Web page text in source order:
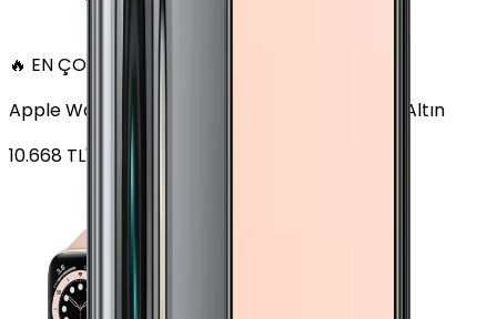
🔥 EN ÇOK SATAN
Apple Watch Series 6 Alüminyum 40mm GPS Altın
10.668 TL'den başlayan fiyatlar